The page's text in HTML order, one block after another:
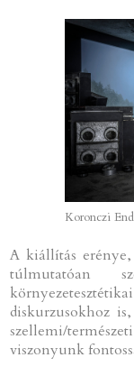
Koronczi
A kiállítás
túlmutatóan
diskurzusokhoz
szellemi/
viszonyunk